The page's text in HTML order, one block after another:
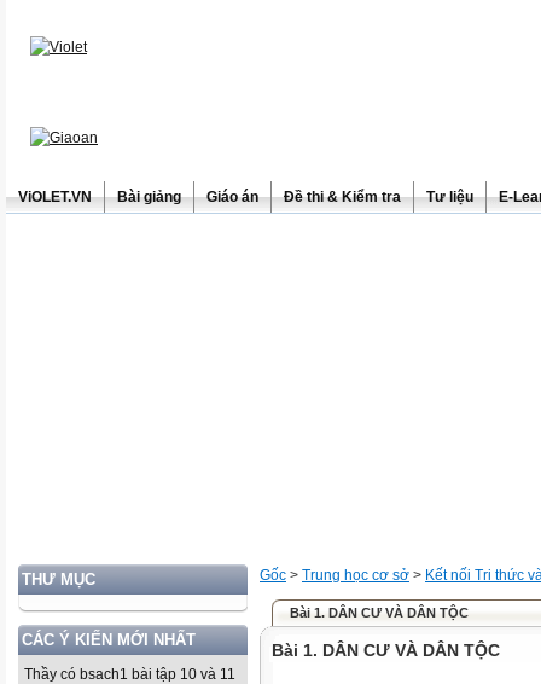
ViOLET.VN Bài giảng Giáo án Đề thi & Kiểm tra Tư liệu E-
THƯ MỤC
CÁC Ý KIẾN MỚI NHẤT
Thầy có bsach1 bài tập 10 và 11
Gốc > Trung học cơ sở > Kết nối Tri thức
Bài 1. DÂN CƯ VÀ DÂN TỘC
Bài 1. DÂN CƯ VÀ DÂN TỘC